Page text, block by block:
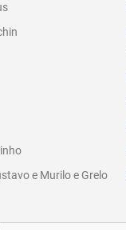
e Murilo e Grelo